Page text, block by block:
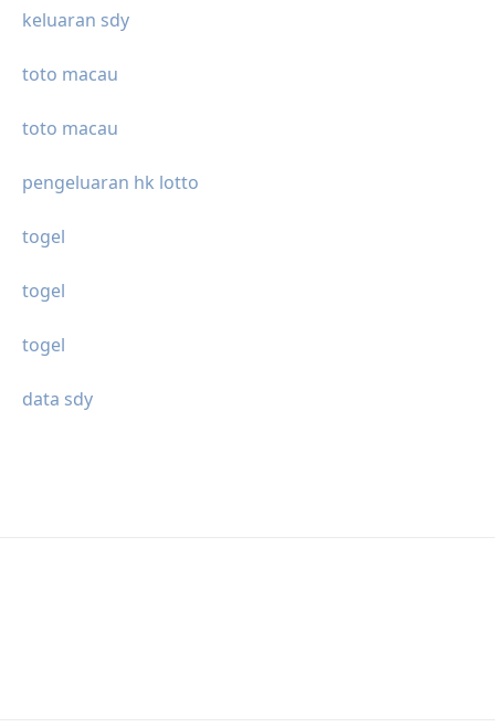
keluaran sdy
toto macau
toto macau
pengeluaran hk lotto
togel
togel
togel
data sdy